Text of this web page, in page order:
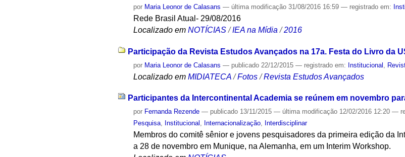
por Maria Leonor de Calasans — última modificação 31/08/2016 16:59— registrado em:
Rede Brasil Atual- 29/08/2016
Localizado em NOTÍCIAS /IEA na Mídia /2016
Participação da Revista Estudos Avançados na 17a. Festa do Livro da
por Maria Leonor de Calasans — publicado 22/12/2015— registrado em: Institucional
Localizado em MIDIATECA /Fotos /Revista Estudos Avançados
Participantes da Intercontinental Academia se reúnem em novembro
por Fernanda Rezende — publicado 13/11/2015— última modificação 12/02/2016 12:20—
Pesquisa, Institucional , Internacionalização, Interdisciplinar
Membros do comitê sênior e jovens pesquisadores da primeira edição da
a 28 de novembro em Munique, na Alemanha, em um Interim Workshop.